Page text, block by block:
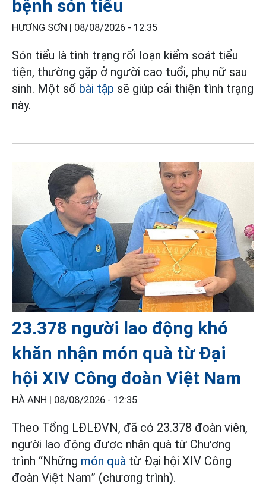
bệnh són tiểu
HƯƠNG SƠN | 08/08/2026 - 12:35
Són tiểu là tình trạng rối loạn kiểm soát tiểu
tiện, thường gặp ở người cao tuổi, phụ nữ sau
sinh. Một số bài tập sẽ giúp cải thiện tình trạng
này.
23.378 người lao động khó
khăn nhận món quà từ Đại
hội XIV Công đoàn Việt Nam
HÀ ANH | 08/08/2026 - 12:35
Theo Tổng LĐLĐVN, đã có 23.378 đoàn viên,
người lao động được nhận quà từ Chương
trình “Những món quà từ Đại hội XIV Công
đoàn Việt Nam” (chương trình).